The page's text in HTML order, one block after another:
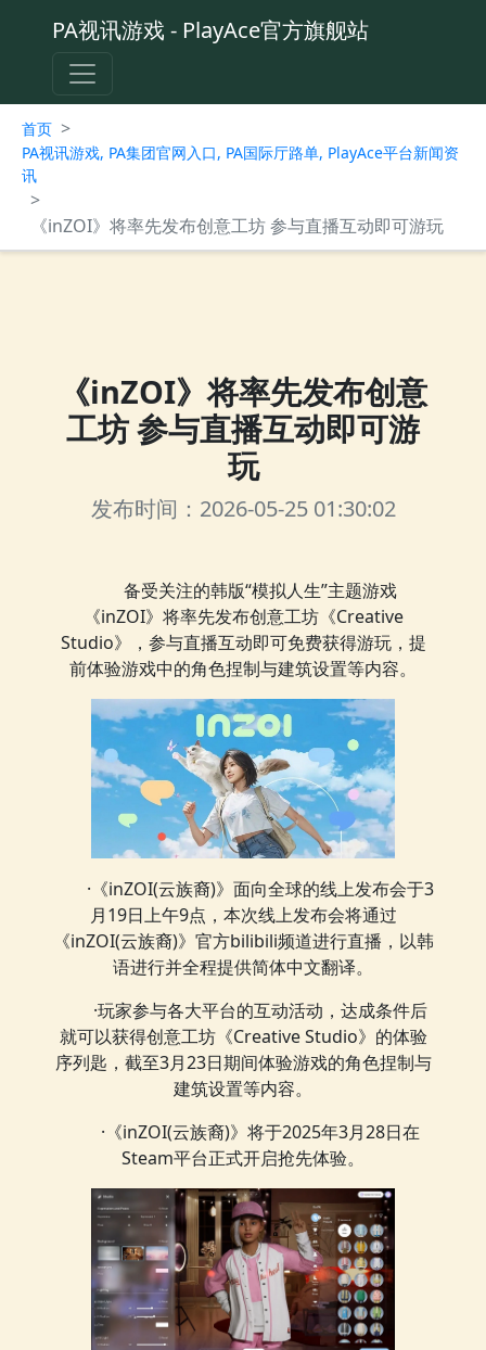
PA视讯游戏 - PlayAce官方旗舰站
首页 >
PA视讯游戏, PA集团官网入口, PA国际厅路单, PlayAce平台新闻资
讯
>
《inZOI》将率先发布创意工坊 参与直播互动即可游玩
《inZOI》将率先发布创意
工坊 参与直播互动即可游
玩
发布时间：2026-05-25 01:30:02
备受关注的韩版“模拟人生”主题游戏
《inZOI》将率先发布创意工坊《Creative
Studio》，参与直播互动即可免费获得游玩，提
前体验游戏中的角色捏制与建筑设置等内容。
·《inZOI(云族裔)》面向全球的线上发布会于3
月19日上午9点，本次线上发布会将通过
《inZOI(云族裔)》官方bilibili频道进行直播，以韩
语进行并全程提供简体中文翻译。
·玩家参与各大平台的互动活动，达成条件后
就可以获得创意工坊《Creative Studio》的体验
序列匙，截至3月23日期间体验游戏的角色捏制与
建筑设置等内容。
·《inZOI(云族裔)》将于2025年3月28日在
Steam平台正式开启抢先体验。